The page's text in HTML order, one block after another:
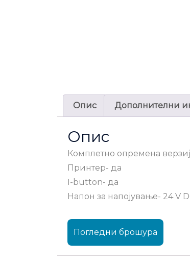
Опис Дополнителни
Опис
Комплетно опремена
Принтер- да
I-button- да
Напон за напојување- 24 V
Погледни брошура